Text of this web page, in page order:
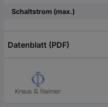
Schaltstrom (max.)
Datenblatt (PDF)